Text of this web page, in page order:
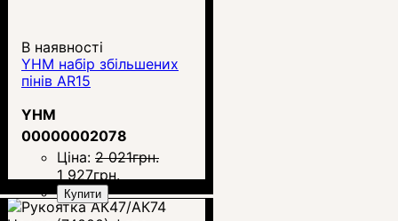
В наявності
YHM набір збільшених
пінів AR15
YHM
00000002078
Ціна: 2 021грн.
1 927грн.
Купити